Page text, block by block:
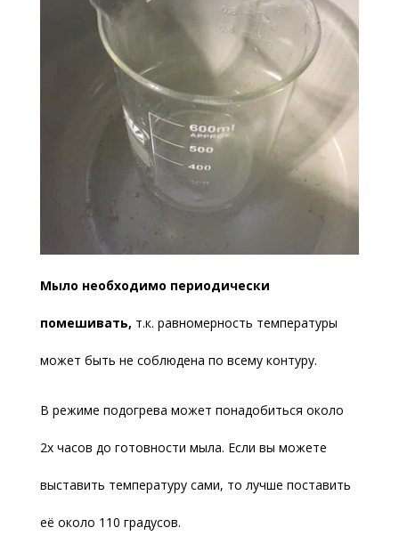
Мыло необходимо периодически
помешивать, т.к. равномерность температуры
может быть не соблюдена по всему контуру.
В режиме подогрева может понадобиться около
2х часов до готовности мыла. Если вы можете
выставить температуру сами, то лучше поставить
её около 110 градусов.